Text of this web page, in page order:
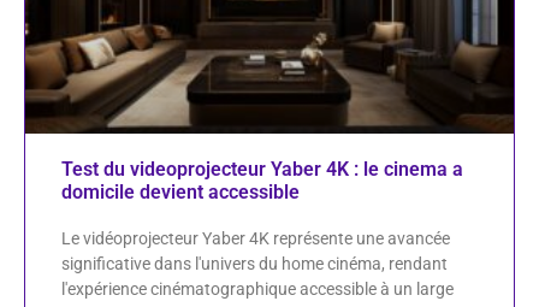
Test du videoprojecteur Yaber 4K : le cinema a
domicile devient accessible
Le vidéoprojecteur Yaber 4K représente une avancée
significative dans l'univers du home cinéma, rendant
l'expérience cinématographique accessible à un large